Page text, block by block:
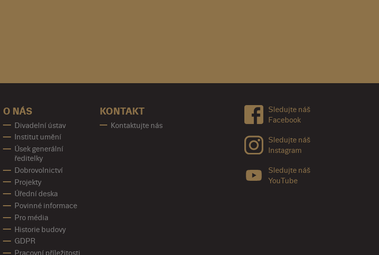
O NÁS
Divadelní ústav
Institut umění
Úsek generální
ředitelky
Dobrovolnictví
Projekty
Úřední deska
Povinné informace
Pro média
Historie budovy
GDPR
KONTAKT
Kontaktujte nás
Sledujte náš
Facebook
Sledujte náš
Instagram
Sledujte náš
YouTube